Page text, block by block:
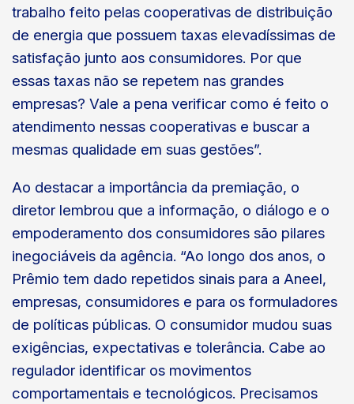
trabalho feito pelas cooperativas de distribuição
de energia que possuem taxas elevadíssimas de
satisfação junto aos consumidores. Por que
essas taxas não se repetem nas grandes
empresas? Vale a pena verificar como é feito o
atendimento nessas cooperativas e buscar a
mesmas qualidade em suas gestões”.
Ao destacar a importância da premiação, o
diretor lembrou que a informação, o diálogo e o
empoderamento dos consumidores são pilares
inegociáveis da agência. “Ao longo dos anos, o
Prêmio tem dado repetidos sinais para a Aneel,
empresas, consumidores e para os formuladores
de políticas públicas. O consumidor mudou suas
exigências, expectativas e tolerância. Cabe ao
regulador identificar os movimentos
comportamentais e tecnológicos. Precisamos